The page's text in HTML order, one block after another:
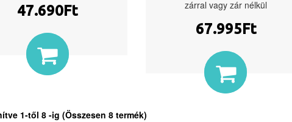
47.690 Ft zárral vagy zár nélkül
67.995 Ft
1-től 8 -ig (Összesen 8termék)